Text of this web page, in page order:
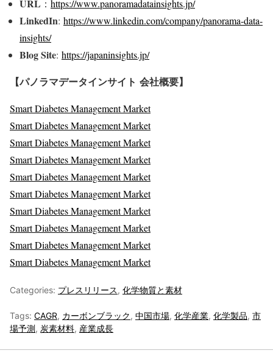
URL ： https://www.panoramadatainsights.jp/
LinkedIn: https://www.linkedin.com/company/panorama-data-
insights/
Blog Site: https://japaninsights.jp/
【パノラマデータインサイト 会社概要】
Smart Diabetes Management Market
Smart Diabetes Management Market
Smart Diabetes Management Market
Smart Diabetes Management Market
Smart Diabetes Management Market
Smart Diabetes Management Market
Smart Diabetes Management Market
Smart Diabetes Management Market
Smart Diabetes Management Market
Smart Diabetes Management Market
Categories: プレスリリース, 化学物質と素材
Tags: CAGR, カーボンブラック, 中国市場, 化学産業, 化学製品, 市
場予測, 炭素材料, 産業成長